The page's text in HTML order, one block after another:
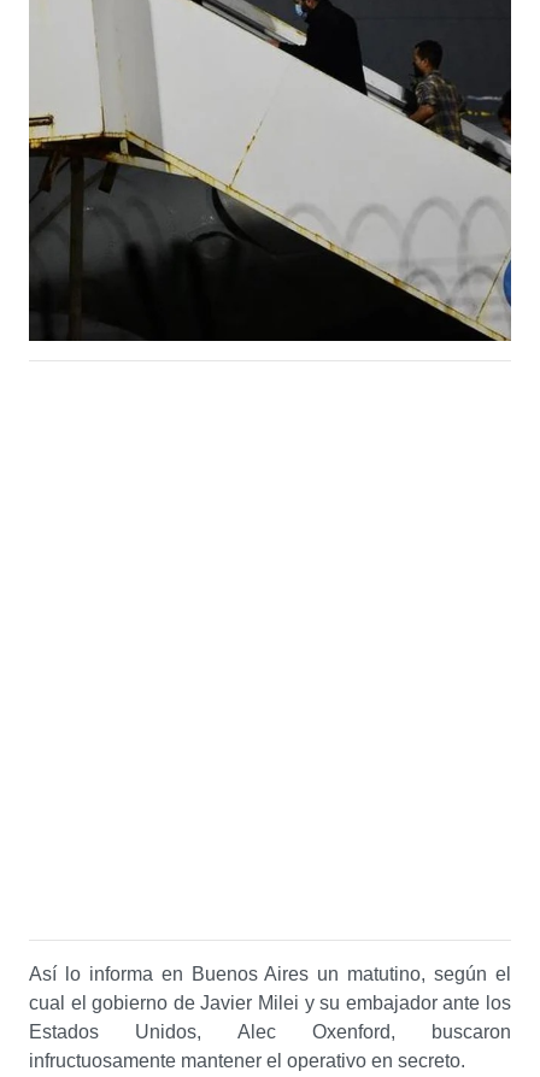
Así lo informa en Buenos Aires un matutino, según el
cual el gobierno de Javier Milei y su embajador ante los
Estados Unidos, Alec Oxenford, buscaron
infructuosamente mantener el operativo en secreto.